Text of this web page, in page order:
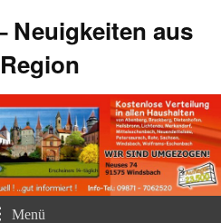
Neuigkeiten aus
Menü